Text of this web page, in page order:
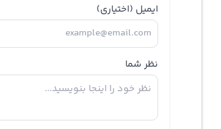
ایمیل (اختیاری)
نظر شما